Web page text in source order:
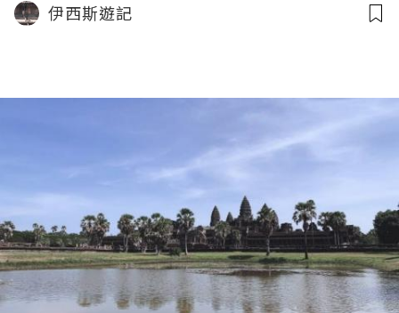
伊西斯遊記